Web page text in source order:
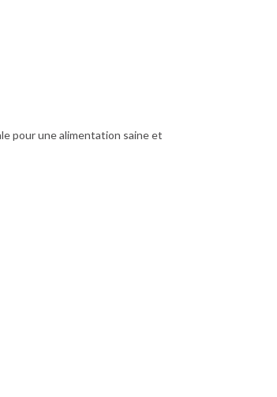
pour une alimentation saine et